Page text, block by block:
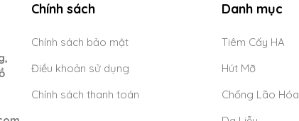
Chính sách
Chính sách bảo mật
Điều khoản sử dụng
Chính sách thanh toán
Danh mục
Tiêm Cấy HA
Hút Mỡ
Chống Lão Hóa